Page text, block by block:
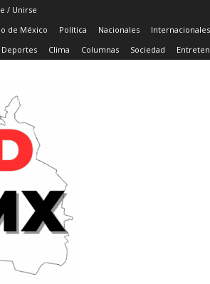
/ Unirse
de México Política Nacionales Internacionales
Deportes Clima Columnas Sociedad